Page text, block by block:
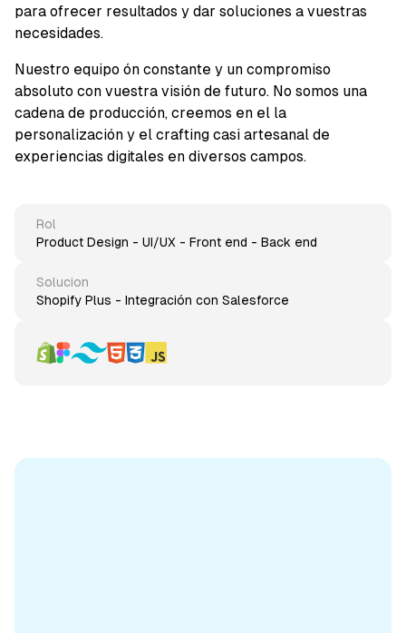
para ofrecer resultados y dar soluciones a vuestras
necesidades.
Nuestro equipo ón constante y un compromiso
absoluto con vuestra visión de futuro. No somos una
cadena de producción, creemos en el la
personalización y el crafting casi artesanal de
experiencias digitales en diversos campos.
Rol
Product Design - UI/UX - Front end - Back end
Solucion
Shopify Plus - Integración con Salesforce